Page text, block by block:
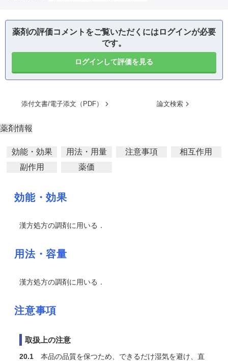
薬剤の評価コメントをご覧いただくにはログインが必要
です。
ログインして評価を見る
添付文書/電子添文（PDF） 論文検索
薬剤情報
効能・効果 用法・用量 注意事項
相互作用
副作用
薬価
効能・効果
漢方処方の調剤に用いる．
用法・容量
漢方処方の調剤に用いる．
注意事項
取扱上の注意
20.1 本品の品質を保つため、できるだけ湿気を避け、直